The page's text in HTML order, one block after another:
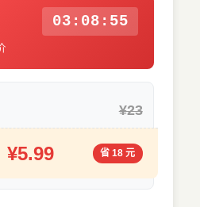
03:08:54
¥23
¥5.99 省 18 元